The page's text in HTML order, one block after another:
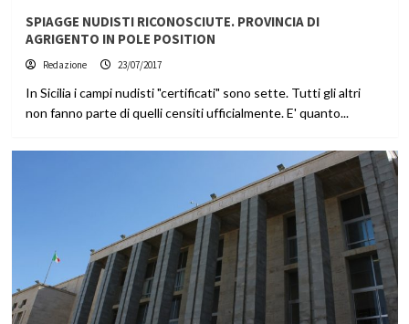
SPIAGGE NUDISTI RICONOSCIUTE. PROVINCIA DI
AGRIGENTO IN POLE POSITION
Redazione 23/07/2017
In Sicilia i campi nudisti "certificati" sono sette. Tutti gli altri
non fanno parte di quelli censiti ufficialmente. E' quanto...